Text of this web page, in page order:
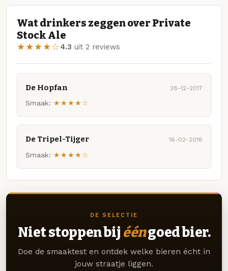
Wat drinkers zeggen over Private
Stock Ale
★★★★☆4.3 uit 2 reviews
De Hopfan 28-12-2017
Smaak: ★★★★☆
De Tripel-Tijger 16-02-2018
Smaak: ★★★★☆
DE SELECTIE
Niet stoppen bij ééngoed bier.
Doe de smaaktest en ontdek welke bieren écht in
jouw straatje liggen.